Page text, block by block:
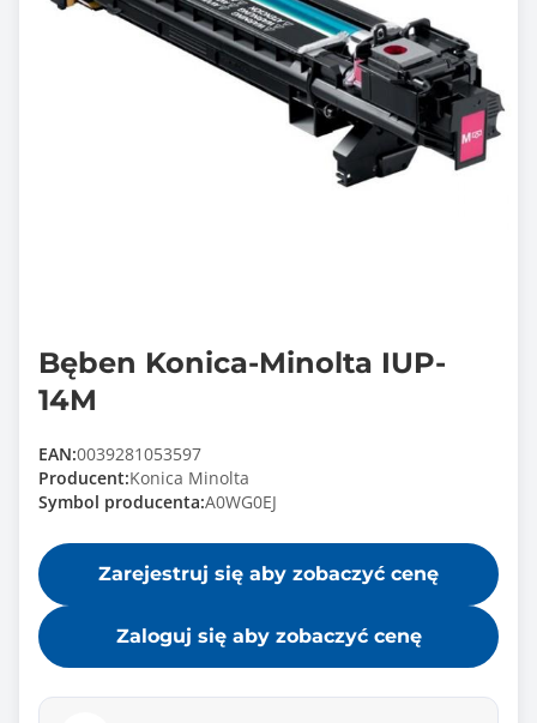
Bęben Konica-Minolta IUP-
14M
EAN:0039281053597
Producent:Konica Minolta
Symbol producenta:A0WG0EJ
Zarejestruj się aby zobaczyć cenę
Zaloguj się aby zobaczyć cenę